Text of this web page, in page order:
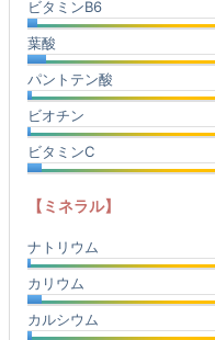
ビタミンB6
葉酸
パントテン酸
ビオチン
ビタミンC
【ミネラル】
ナトリウム
カリウム
カルシウム